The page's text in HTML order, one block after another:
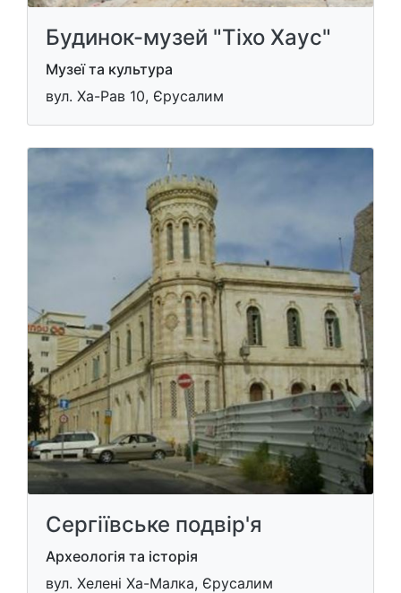
Будинок-музей "Тіхо Хаус"
Музеї та культура
вул. Ха-Рав 10, Єрусалим
Сергіївське подвір'я
Археологія та історія
вул. Хелені Ха-Малка, Єрусалим